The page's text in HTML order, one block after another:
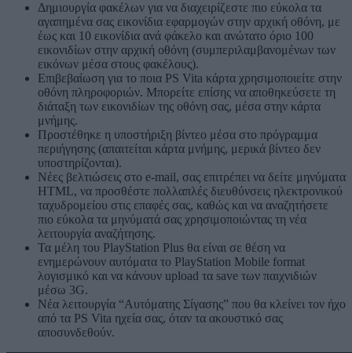
Δημιουργία φακέλων για να διαχειρίζεστε πιο εύκολα τα
αγαπημένα σας εικονίδια εφαρμογών στην αρχική οθόνη, με
έως και 10 εικονίδια ανά φάκελο και ανώτατο όριο 100
εικονιδίων στην αρχική οθόνη (συμπεριλαμβανομένων των
εικόνων μέσα στους φακέλους).
Επιβεβαίωση για το ποια PS Vita κάρτα χρησιμοποιείτε στην
οθόνη πληροφοριών. Μπορείτε επίσης να αποθηκεύσετε τη
διάταξη των εικονιδίων της οθόνη σας, μέσα στην κάρτα
μνήμης.
Προστέθηκε η υποστήριξη βίντεο μέσα στο πρόγραμμα
περιήγησης (απαιτείται κάρτα μνήμης, μερικά βίντεο δεν
υποστηρίζονται).
Νέες βελτιώσεις στο e-mail, σας επιτρέπει να δείτε μηνύματα
HTML, να προσθέστε πολλαπλές διευθύνσεις ηλεκτρονικού
ταχυδρομείου στις επαφές σας, καθώς και να αναζητήσετε
πιο εύκολα τα μηνύματά σας χρησιμοποιώντας τη νέα
λειτουργία αναζήτησης.
Τα μέλη του PlayStation Plus θα είναι σε θέση να
ενημερώνουν αυτόματα το PlayStation Mobile format
λογισμικό και να κάνουν upload τα save των παιχνιδιών
μέσω 3G.
Νέα λειτουργία “Αυτόματης Σίγασης” που θα κλείνει τον ήχο
από τα PS Vita ηχεία σας, όταν τα ακουστικό σας
αποσυνδεθούν.